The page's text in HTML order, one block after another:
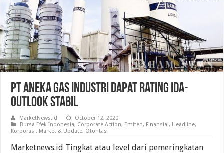
PT Aneka Gas Industri Dapat Rating idA-
Outlook Stabil
MarketNews.id
October 12, 2020
Bursa Efek Indonesia, Corporate Action, Emiten, Finansial, Headline,
Korporasi, Market & Update, Otoritas
Marketnews.id Tingkat atau level dari pemeringkatan